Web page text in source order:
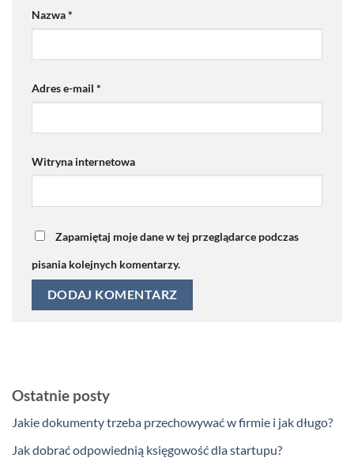
Nazwa*
Adres e-mail *
Witryna internetowa
Zapamiętaj moje dane w tej przeglądarce podczas
pisania kolejnych komentarzy.
Ostatnie posty
Jakie dokumenty trzeba przechowywać w firmie i jak długo?
Jak dobrać odpowiednią księgowość dla startupu?